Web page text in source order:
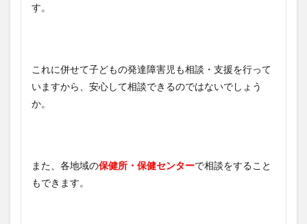
す。
これに併せて子どもの発達障害児も相談・支援を行って
いますから、安心して相談できるのではないでしょう
か。
また、各地域の保健所・保健センターで相談をすること
もできます。